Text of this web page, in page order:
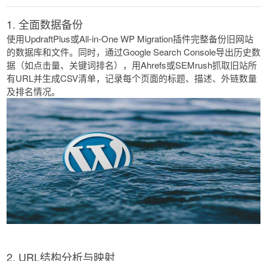
1. 全面数据备份
使用UpdraftPlus或All-in-One WP Migration插件完整备份旧网站
的数据库和文件。同时，通过Google Search Console导出历史数
据（如点击量、关键词排名），用Ahrefs或SEMrush抓取旧站所
有URL并生成CSV清单，记录每个页面的标题、描述、外链数量
及排名情况。
2. URL结构分析与映射